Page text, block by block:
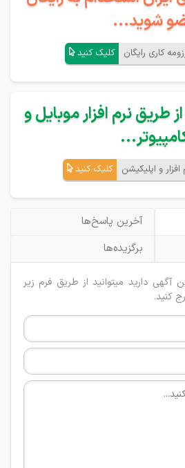
شوید...
کاری رایگان کلیک کنید
طریق نرم افزار موبایل و
و اپلیکیشن کلیک کنید
آخرین پاسخ‌ها
برگزیده‌ها
آگهی دارید میتوانید از طریق فرم زیر
کنید.